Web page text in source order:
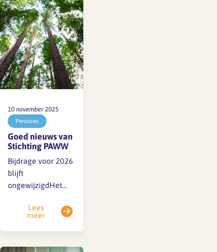
gedeeltelijk vrij en
kan het wat langer
duren dan
gebruikelijk
voordat…
10 november 2025
Pensioen
Goed nieuws van
Stichting PAWW
Bijdrage voor 2026
blijft
ongewijzigdHet
Stichting PAWW
WW en WGA) heeft
de bijdrage voor
Lees
meer